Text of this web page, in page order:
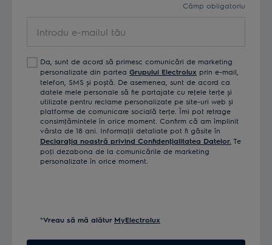
900402140
EP71UB14DB
900402066
EP81B25WET
900402025
EP81HB25SH
900402023
EP81UB25GG
900402233
ES31C183DB
900402230
ES31CB18GG
Câmp obligatoriu
tău Da, sunt de acord să primesc comunicări de marketing
personalizate din partea Grupului Electrolux prin e-mail,
telefon, SMS și poștă. De asemenea, sunt de acord ca
datele mele personale să fie partajate cu reţele terţe și
utilizate pentru reclame personalizate pe site-uri web și
platforme de comunicare socială terţe. Îmi pot retrage
consimţămintele în orice moment. Confirm că am împlinit
vârsta de 18 ani. Informaţii detaliate pot fi găsite în
Declaraţia noastră privind Confidenţialitatea Datelor. Te
poţi dezabona de la comunicările de marketing
personalizate în orice moment.
*Vreau să mă alătur MyElectrolux